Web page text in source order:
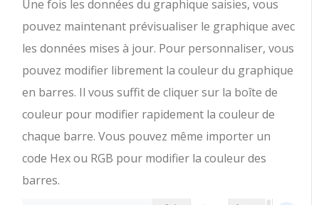
Une fois les données du graphique saisies, vous
pouvez maintenant prévisualiser le graphique avec
les données mises à jour. Pour personnaliser, vous
pouvez modifier librement la couleur du graphique
en barres. Il vous suffit de cliquer sur la boîte de
couleur pour modifier rapidement la couleur de
chaque barre. Vous pouvez même importer un
code Hex ou RGB pour modifier la couleur des
barres.